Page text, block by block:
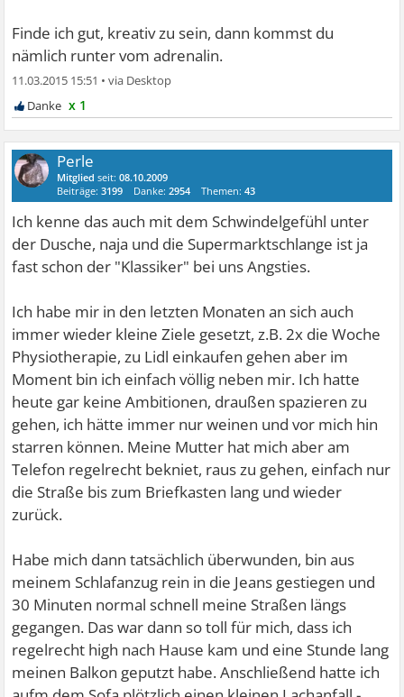
Finde ich gut, kreativ zu sein, dann kommst du
nämlich runter vom adrenalin.
11.03.2015 15:51 •
x 1
Perle
Mitglied seit:08.10.2009
Beiträge:3199 Danke:2954 Themen:43
Ich kenne das auch mit dem Schwindelgefühl unter
der Dusche, naja und die Supermarktschlange ist ja
fast schon der "Klassiker" bei uns Angsties.
Ich habe mir in den letzten Monaten an sich auch
immer wieder kleine Ziele gesetzt, z.B. 2x die Woche
Physiotherapie, zu Lidl einkaufen gehen aber im
Moment bin ich einfach völlig neben mir. Ich hatte
heute gar keine Ambitionen, draußen spazieren zu
gehen, ich hätte immer nur weinen und vor mich hin
starren können. Meine Mutter hat mich aber am
Telefon regelrecht bekniet, raus zu gehen, einfach nur
die Straße bis zum Briefkasten lang und wieder
zurück.
Habe mich dann tatsächlich überwunden, bin aus
meinem Schlafanzug rein in die Jeans gestiegen und
30 Minuten normal schnell meine Straßen längs
gegangen. Das war dann so toll für mich, dass ich
regelrecht high nach Hause kam und eine Stunde lang
meinen Balkon geputzt habe. Anschließend hatte ich